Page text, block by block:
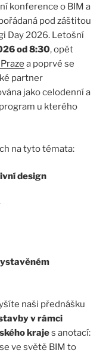
konference o BIM a
pod záštitou
Day 2026. Letošní
od 8:30, opět
a poprvé se
partner
jako celodenní a
u kterého
na tyto témata:
design
naši přednášku
v rámci
krajes anotací:
ve světě BIM to